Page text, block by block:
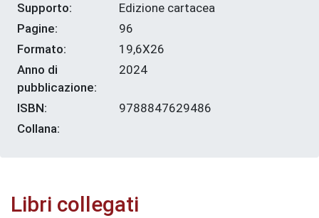
Supporto:
Edizione cartacea
Pagine:
96
Formato:
19,6X26
Anno di
pubblicazione:
2024
ISBN:
9788847629486
Collana:
Libri collegati